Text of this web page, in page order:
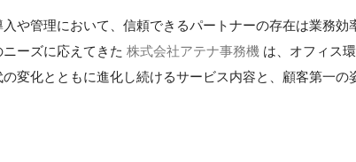
や管理において、信頼できるパートナーの存在は業務
ーズに応えてきた 株式会社アテナ事務機 は、オフィス
変化とともに進化し続けるサービス内容と、顧客第一